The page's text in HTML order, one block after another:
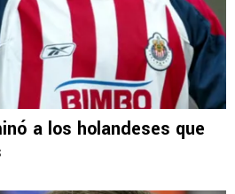
a los holandeses que